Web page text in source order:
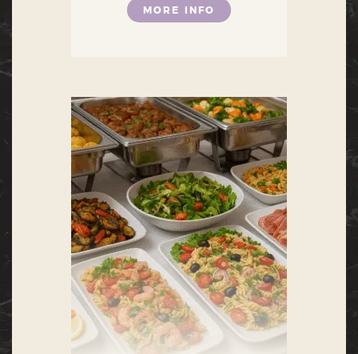
MORE INFO